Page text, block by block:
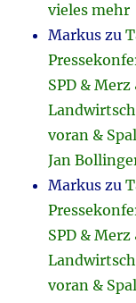
vieles mehr
Markus zu
SPD &
voran &
Jan
Markus zu
SPD &
voran &